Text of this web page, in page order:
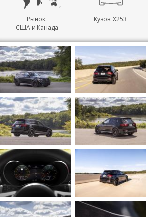
Рынок:
США и Канада
Кузов: X253